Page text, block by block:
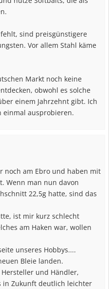
sind preisgünstigere
Vor allem Stahl käme
Markt noch keine
obwohl es solche
einem Jahrzehnt gibt. Ich
einmal ausprobieren.
noch am Ebro und haben mit
Wenn man nun davon
22,5g hatte, sind das
ist mir kurz schlecht
am Haken war, wollen
unseres Hobbys....
Bleie landen.
und Händler,
in Zukunft deutlich leichter